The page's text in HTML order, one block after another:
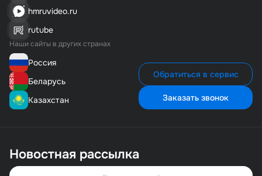
hmruvideo.ru
rutube
Наши сайты в других странах
Россия
Беларусь
Казахстан
Обратиться в сервис
Заказать звонок
Новостная рассылка